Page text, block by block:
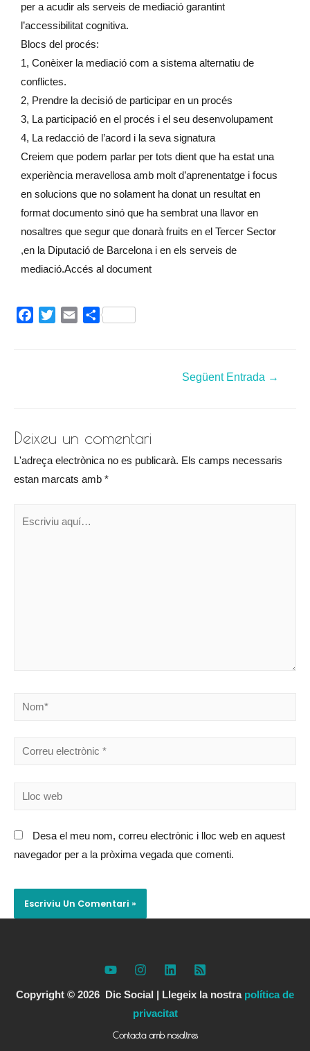
per a acudir als serveis de mediació garantint
l’accessibilitat cognitiva.
Blocs del procés:
1, Conèixer la mediació com a sistema alternatiu de
conflictes.
2, Prendre la decisió de participar en un procés
3, La participació en el procés i el seu desenvolupament
4, La redacció de l’acord i la seva signatura
Creiem que podem parlar per tots dient que ha estat una
experiència meravellosa amb molt d’aprenentatge i focus
en solucions que no solament ha donat un resultat en
format documento sinó que ha sembrat una llavor en
nosaltres que segur que donarà fruits en el Tercer Sector
,en la Diputació de Barcelona i en els serveis de
mediació.Accés al document
C
x
Següent Entrada →
Deixeu un comentari
L'adreça electrònica no es publicarà. Els camps necessaris
estan marcats amb *
Desa el meu nom, correu electrònic i lloc web en aquest
navegador per a la pròxima vegada que comenti.
Copyright © 2026 Dic Social | Llegeix la nostra política de
privacitat
Contacta amb nosaltres